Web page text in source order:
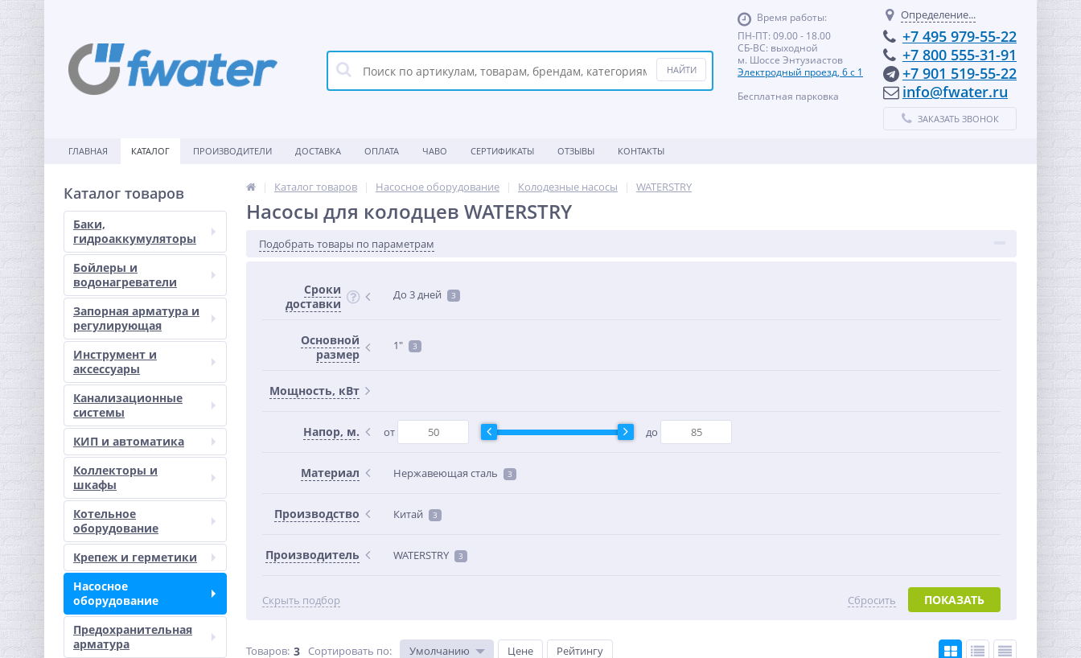
Время работы:
ПН-ПТ: 09.00 - 18.00
СБ-ВС: выходной
м. Шоссе Энтузиастов
Электродный проезд, 6 с 1
Бесплатная парковка
Определение...
+7 495 979-55-22
+7 800 555-31-91
+7 901 519-55-22
info@fwater.ru
ЗАКАЗАТЬ ЗВОНОК
ГЛАВНАЯ КАТАЛОГ ПРОИЗВОДИТЕЛИ ДОСТАВКА ОПЛАТА ЧАВО СЕРТИФИКАТЫ ОТЗЫВЫ КОНТАКТЫ
Каталог товаров
Баки,
гидроаккумуляторы
Бойлеры и
водонагреватели
Запорная арматура и
регулирующая
Инструмент и
аксессуары
Канализационные
системы
КИП и автоматика
Коллекторы и
шкафы
Котельное
оборудование
Крепеж и герметики
Насосное
оборудование
Предохранительная
арматура
Каталог товаров Насосное оборудование Колодезные насосы WATERSTRY
Насосы для колодцев WATERSTRY
Подобрать товары по параметрам
Сроки
доставки
До 3 дней 3
Основной
размер
1" 3
Мощность, кВт
Напор, м. от до
Материал Нержавеющая сталь 3
Производство Китай 3
Производитель WATERSTRY 3
Скрыть подбор ПОКАЗАТЬ
Сбросить
Товаров: 3 Сортировать по: Умолчанию Цене Рейтингу